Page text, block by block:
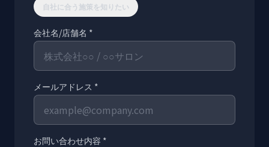
自社に合う施策を知りたい
会社名/店舗名 *
メールアドレス *
お問い合わせ内容 *